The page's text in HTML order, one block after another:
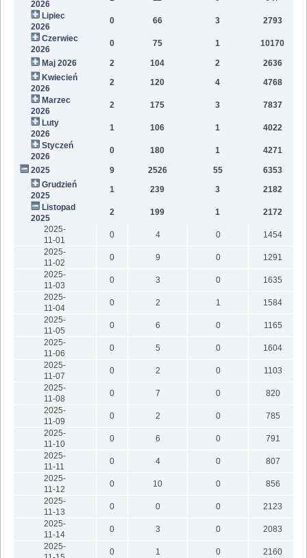
2026
Lipiec
2026
0 66 3 2793
Czerwiec
2026
0 75 1 10170
Maj 2026 2 104 2 2636
Kwiecień
2026
2 120 4 4768
Marzec
2026
2 175 3 7837
Luty
2026
1 106 1 4022
Styczeń
2026
0 180 1 4271
2025 9 2526 55 6353
Grudzień
2025
1 239 3 2182
Listopad
2025
2 199 1 2172
2025-
11-01
0 4 0 1454
2025-
11-02
0 9 0 1291
2025-
11-03
0 3 0 1635
2025-
11-04
0 2 1 1584
2025-
11-05
0 6 0 1165
2025-
11-06
0 5 0 1604
2025-
11-07
0 2 0 1103
2025-
11-08
0 7 0 820
2025-
11-09
0 2 0 785
2025-
11-10
0 6 0 791
2025-
11-11
0 4 0 807
2025-
11-12
0 10 0 856
2025-
11-13
0 0 0 2123
2025-
11-14
0 3 0 2083
2025-
0 1 0 2160